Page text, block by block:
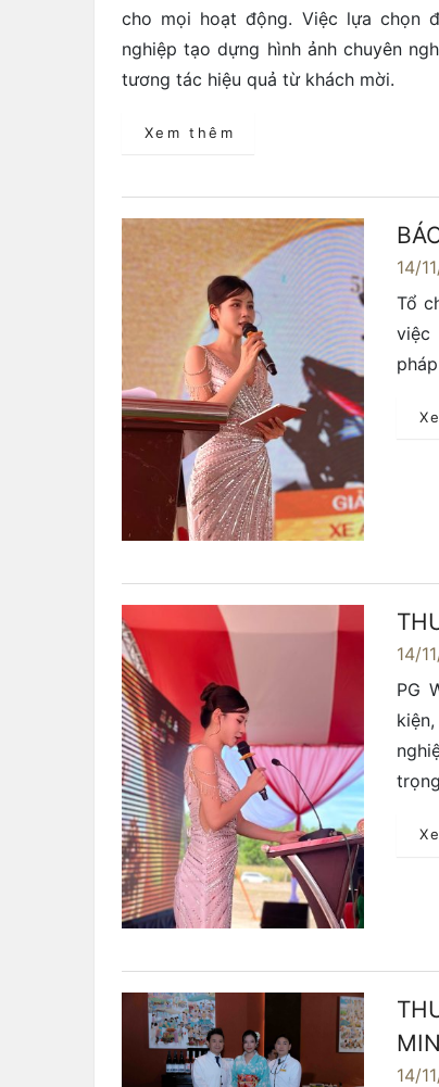
cho mọi hoạt động. Việc lựa chọn
nghiệp tạo dựng hình ảnh chuyên
tương tác hiệu quả từ khách mời.
Xem thêm
14/
Tổ
việc
14/
PG
14/